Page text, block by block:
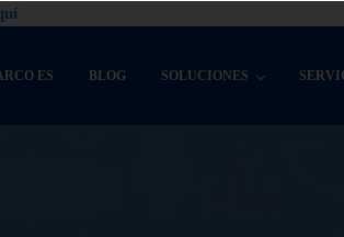
ES BLOG SOLUCIONES